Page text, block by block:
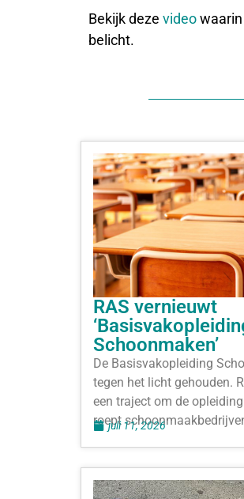
Bekijk deze video
belicht.
RAS vernieuwt
Schoonmaken’
De Basisvakopleiding
tegen het licht gehouden.
een traject om de
roeptjuli 11, 2026